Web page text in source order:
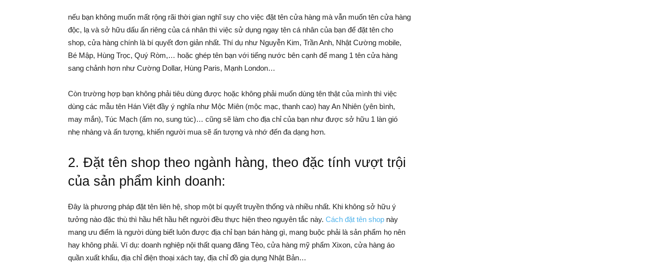
Kỹ
nếu bạn không muốn mất rộng rãi thời gian nghĩ suy cho việc đặt tên cửa hàng mà vẫn muốn tên cửa hàng
độc, lạ và sở hữu dấu ấn riêng của cá nhân thì việc sử dụng ngay tên cá nhân của bạn để đặt tên cho
shop, cửa hàng chính là bí quyết đơn giản nhất. Thí dụ như Nguyễn Kim, Trần Anh, Nhật Cường mobile,
Bé Mập, Hùng Trọc, Quý Ròm,… hoặc ghép tên bạn với tiếng nước bên cạnh để mang 1 tên cửa hàng
sang chảnh hơn như Cường Dollar, Hùng Paris, Mạnh London…
Còn trường hợp bạn không phải tiêu dùng được hoặc không phải muốn dùng tên thật của mình thì việc
dùng các mẫu tên Hán Việt đầy ý nghĩa như Mộc Miên (mộc mạc, thanh cao) hay An Nhiên (yên bình,
may mắn), Túc Mạch (ấm no, sung túc)… cũng sẽ làm cho địa chỉ của bạn như được sở hữu 1 làn gió
nhẹ nhàng và ấn tượng, khiến người mua sẽ ấn tượng và nhớ đến đa dạng hơn.
2. Đặt tên shop theo ngành hàng, theo đặc tính vượt trội
của sản phẩm kinh doanh:
Đây là phương pháp đặt tên liên hệ, shop một bí quyết truyền thống và nhiều nhất. Khi không sở hữu ý
tưởng nào đặc thù thì hầu hết hầu hết người đều thực hiện theo nguyên tắc này. Cách đặt tên shop này
mang ưu điểm là người dùng biết luôn được địa chỉ bạn bán hàng gì, mang buộc phải là sản phẩm họ nên
hay không phải. Ví dụ: doanh nghiệp nội thất quang đãng Tèo, cửa hàng mỹ phẩm Xixon, cửa hàng áo
quần xuất khẩu, địa chỉ điện thoại xách tay, địa chỉ đồ gia dụng Nhật Bản…